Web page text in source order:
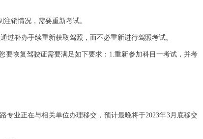
销情况，需要重新考试。
补办手续重新获取驾照，而不必重新进行驾照考试。
恢复驾驶证需要满足如下要求：1.重新参加科目一考试，并考
专业正在与相关单位办理移交，预计最晚将于2023年3月底移交